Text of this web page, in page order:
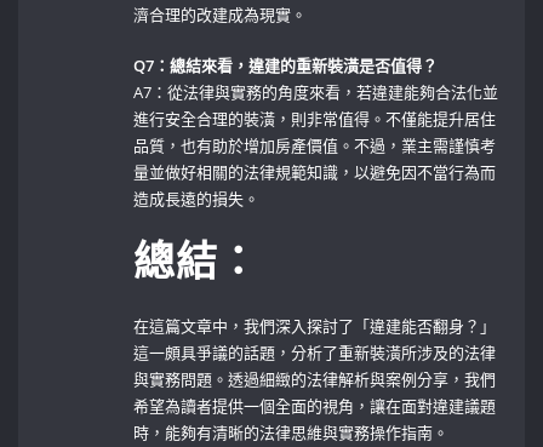
濟合理的改建成為現實。
Q7：總結來看，違建的重新裝潢是否值得？
A7：從法律與實務的角度來看，若違建能夠合法化並
進行安全合理的裝潢，則非常值得。不僅能提升居住
品質，也有助於增加房產價值。不過，業主需謹慎考
量並做好相關的法律規範知識，以避免因不當行為而
造成長遠的損失。
總結：
在這篇文章中，我們深入探討了「違建能否翻身？」
這一頗具爭議的話題，分析了重新裝潢所涉及的法律
與實務問題。透過細緻的法律解析與案例分享，我們
希望為讀者提供一個全面的視角，讓在面對違建議題
時，能夠有清晰的法律思維與實務操作指南。